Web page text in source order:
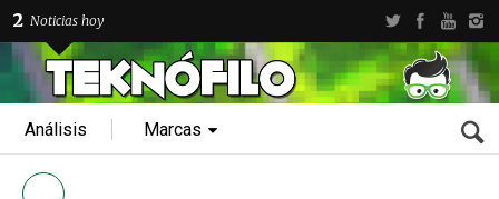
2 Noticias hoy
Análisis Marcas